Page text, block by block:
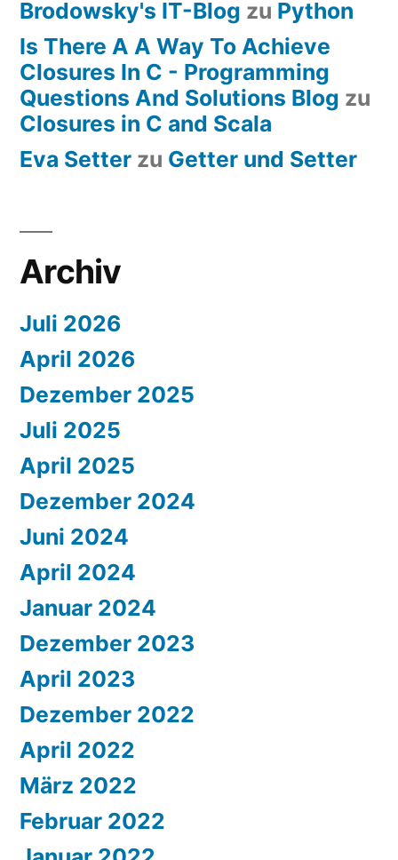
Brodowsky's IT-Blog zu Python
Is There A A Way To Achieve
Closures In C - Programming
Questions And Solutions Blog zu
Closures in C and Scala
Eva Setter zu Getter und Setter
Archiv
Juli 2026
April 2026
Dezember 2025
Juli 2025
April 2025
Dezember 2024
Juni 2024
April 2024
Januar 2024
Dezember 2023
April 2023
Dezember 2022
April 2022
März 2022
Februar 2022